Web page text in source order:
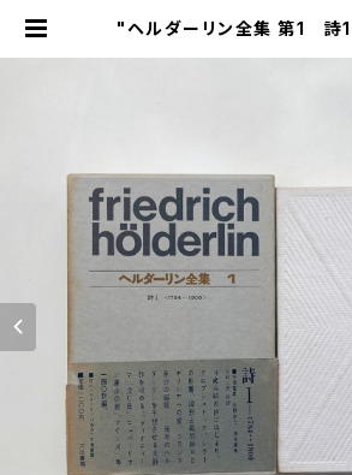
"ヘルダーリン全集 第1 詩1